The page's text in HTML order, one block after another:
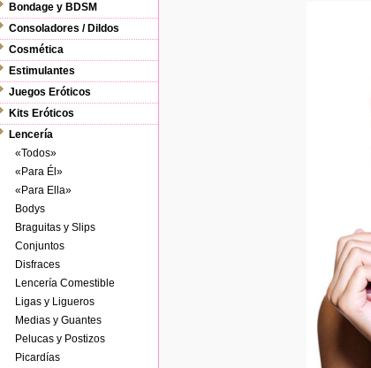
Bondage y BDSM
Consoladores / Dildos
Cosmética
Estimulantes
Juegos Eróticos
Kits Eróticos
Lencería
«Todos»
«Para Él»
«Para Ella»
Bodys
Braguitas y Slips
Conjuntos
Disfraces
Lencería Comestible
Ligas y Ligueros
Medias y Guantes
Pelucas y Postizos
Picardías